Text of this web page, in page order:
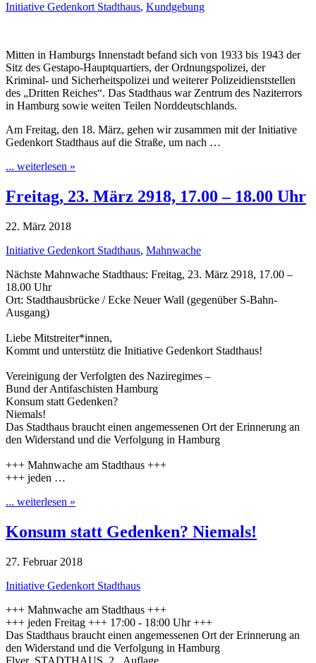
Initiative Gedenkort Stadthaus, Kundgebung
Mitten in Hamburgs Innenstadt befand sich von 1933 bis 1943 der
Sitz des Gestapo-Hauptquartiers, der Ordnungspolizei, der
Kriminal- und Sicherheitspolizei und weiterer Polizeidienststellen
des „Dritten Reiches“. Das Stadthaus war Zentrum des Naziterrors
in Hamburg sowie weiten Teilen Norddeutschlands.
Am Freitag, den 18. März, gehen wir zusammen mit der Initiative
Gedenkort Stadthaus auf die Straße, um nach …
... weiterlesen »
Freitag, 23. März 2918, 17.00 – 18.00 Uhr
22. März 2018
Initiative Gedenkort Stadthaus, Mahnwache
Nächste Mahnwache Stadthaus: Freitag, 23. März 2918, 17.00 –
18.00 Uhr
Ort: Stadthausbrücke / Ecke Neuer Wall (gegenüber S-Bahn-
Ausgang)
Liebe Mitstreiter*innen,
Kommt und unterstütz die Initiative Gedenkort Stadthaus!
Vereinigung der Verfolgten des Naziregimes –
Bund der Antifaschisten Hamburg
Konsum statt Gedenken?
Niemals!
Das Stadthaus braucht einen angemessenen Ort der Erinnerung an
den Widerstand und die Verfolgung in Hamburg
+++ Mahnwache am Stadthaus +++
+++ jeden …
... weiterlesen »
Konsum statt Gedenken? Niemals!
27. Februar 2018
Initiative Gedenkort Stadthaus
+++ Mahnwache am Stadthaus +++
+++ jeden Freitag +++ 17:00 -­ 18:00 Uhr +++
Das Stadthaus braucht einen angemessenen Ort der Erinnerung an
den Widerstand und die Verfolgung in Hamburg
Flyer_STADTHAUS_2._Auflage